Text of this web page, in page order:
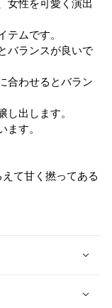
女性を可愛く演出
テムです。
バランスが良いで
合わせるとバラン
し出します。
ます。
て甘く撚ってある